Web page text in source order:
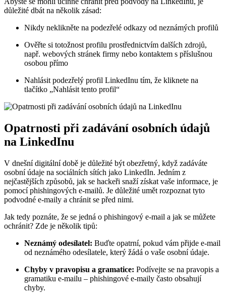
důležité dbát na několik zásad:
Nikdy neklikněte na podezřelé odkazy od neznámých profilů
Ověřte si totožnost profilu prostřednictvím dalších zdrojů,
např. webových stránek firmy nebo kontaktem s příslušnou
osobou přímo
Nahlásit podezřelý profil LinkedInu tím, že kliknete na
tlačítko „Nahlásit tento profil“
Opatrnosti při zadávání osobních údajů
na LinkedInu
V dnešní digitální době je důležité být obezřetný, když zadáváte
osobní údaje na sociálních sítích jako LinkedIn. Jedním z
nejčastějších způsobů, jak se hackeři snaží získat vaše informace, je
pomocí phishingových e-mailů. Je důležité umět rozpoznat tyto
podvodné e-maily a chránit se před nimi.
Jak tedy poznáte, že se jedná o phishingový e-mail a jak se můžete
ochránit? Zde je několik tipů:
Neznámý odesílatel: Buďte opatrní, pokud vám přijde e-mail
od neznámého odesílatele, který žádá o vaše osobní údaje.
Chyby v pravopisu a gramatice: Podívejte se na pravopis a
gramatiku e-mailu – phishingové e-maily často obsahují
chyby.